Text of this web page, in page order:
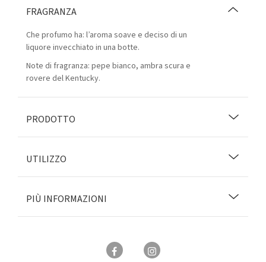
FRAGRANZA
Che profumo ha: l’aroma soave e deciso di un
liquore invecchiato in una botte.
Note di fragranza: pepe bianco, ambra scura e
rovere del Kentucky.
PRODOTTO
UTILIZZO
PIÙ INFORMAZIONI